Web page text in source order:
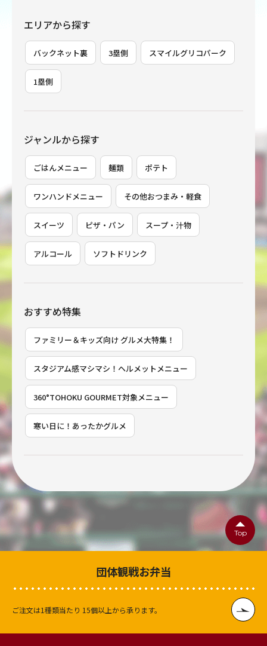
エリアから探す
バックネット裏 3塁側 スマイルグリコパーク
1塁側
ジャンルから探す
ごはんメニュー 麺類 ポテト
ワンハンドメニュー その他おつまみ・軽食
スイーツ ピザ・パン スープ・汁物
アルコール ソフトドリンク
おすすめ特集
ファミリー＆キッズ向け グルメ大特集！
スタジアム感マシマシ！ヘルメットメニュー
360°TOHOKU GOURMET対象メニュー
寒い日に！あったかグルメ
Top
団体観戦お弁当
ご注文は1種類当たり 15個以上から承ります。